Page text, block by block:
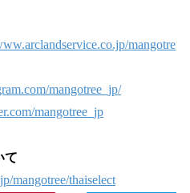
mangotre
mangotree_jp/
mangotree_jp
て
mangotree/thaiselect